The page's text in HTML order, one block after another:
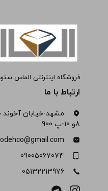
فروشگاه اینترنتی الماس
ارتباط با ما
مشهد-خیابان آخوند
8و 10-پ 900
09005067074
05132213976